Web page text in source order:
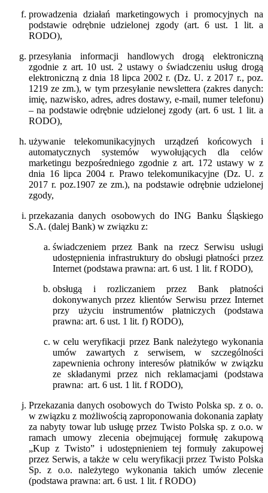
prowadzenia działań marketingowych i promocyjnych na
podstawie odrębnie udzielonej zgody (art. 6 ust. 1 lit. a
RODO),
przesyłania informacji handlowych drogą elektroniczną
zgodnie z art. 10 ust. 2 ustawy o świadczeniu usług drogą
elektroniczną z dnia 18 lipca 2002 r. (Dz. U. z 2017 r., poz.
1219 ze zm.), w tym przesyłanie newslettera (zakres danych:
imię, nazwisko, adres, adres dostawy, e-mail, numer telefonu)
– na podstawie odrębnie udzielonej zgody (art. 6 ust. 1 lit. a
RODO),
używanie telekomunikacyjnych urządzeń końcowych i
automatycznych systemów wywołujących dla celów
marketingu bezpośredniego zgodnie z art. 172 ustawy w z
dnia 16 lipca 2004 r. Prawo telekomunikacyjne (Dz. U. z
2017 r. poz.1907 ze zm.), na podstawie odrębnie udzielonej
zgody,
przekazania danych osobowych do ING Banku Śląskiego
S.A. (dalej Bank) w związku z:
świadczeniem przez Bank na rzecz Serwisu usługi
udostępnienia infrastruktury do obsługi płatności przez
Internet (podstawa prawna: art. 6 ust. 1 lit. f RODO),
obsługą i rozliczaniem przez Bank płatności
dokonywanych przez klientów Serwisu przez Internet
przy użyciu instrumentów płatniczych (podstawa
prawna: art. 6 ust. 1 lit. f) RODO),
w celu weryfikacji przez Bank należytego wykonania
umów zawartych z serwisem, w szczególności
zapewnienia ochrony interesów płatników w związku
ze składanymi przez nich reklamacjami (podstawa
prawna: art. 6 ust. 1 lit. f RODO),
Przekazania danych osobowych do Twisto Polska sp. z o. o.
w związku z możliwością zaproponowania dokonania zapłaty
za nabyty towar lub usługę przez Twisto Polska sp. z o.o. w
ramach umowy zlecenia obejmującej formułę zakupową
„Kup z Twisto” i udostępnieniem tej formuły zakupowej
przez Serwis, a także w celu weryfikacji przez Twisto Polska
Sp. z o.o. należytego wykonania takich umów zlecenie
(podstawa prawna: art. 6 ust. 1 lit. f RODO)